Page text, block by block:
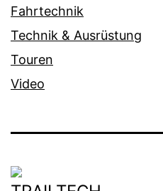
Fahrtechnik
Technik & Ausrüstung
Touren
Video